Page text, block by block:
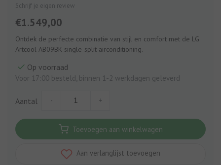
Schrijf je eigen review
€1.549,00
Ontdek de perfecte combinatie van stijl en comfort met de LG
Artcool AB09BK single-split airconditioning.
Op voorraad
Voor 17:00 besteld, binnen 1-2 werkdagen geleverd
Aantal - +
Toevoegen aan winkelwagen
Aan verlanglijst toevoegen